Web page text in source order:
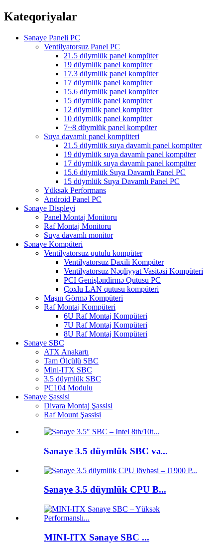
Kateqoriyalar
Sənaye Paneli PC
Ventilyatorsuz Panel PC
21.5 düymlük panel kompüter
19 düymlük panel kompüter
17.3 düymlük panel kompüter
17 düymlük panel kompüter
15.6 düymlük panel kompüter
15 düymlük panel kompüter
12 düymlük panel kompüter
10 düymlük panel kompüter
7~8 düymlük panel kompüter
Suya davamlı panel kompüteri
21.5 düymlük suya davamlı panel kompüter
19 düymlük suya davamlı panel kompüter
17 düymlük suya davamlı panel kompüter
15.6 düymlük Suya Davamlı Panel PC
15 düymlük Suya Davamlı Panel PC
Yüksək Performans
Android Panel PC
Sənaye Displeyi
Panel Montaj Monitoru
Raf Montaj Monitoru
Suya davamlı monitor
Sənaye Kompüteri
Ventilyatorsuz qutulu kompüter
Ventilyatorsuz Daxili Kompüter
Ventilyatorsuz Nəqliyyat Vasitəsi Kompüteri
PCI Genişləndirmə Qutusu PC
Çoxlu LAN qutusu kompüteri
Maşın Görmə Kompüteri
Raf Montaj Kompüteri
6U Raf Montaj Kompüteri
7U Raf Montaj Kompüteri
8U Raf Montaj Kompüteri
Sənaye SBC
ATX Anakartı
Tam Ölçülü SBC
Mini-ITX SBC
3.5 düymlük SBC
PC104 Modulu
Sənaye Şassisi
Divara Montaj Şassisi
Raf Mount Şassisi
Sənaye 3.5 düymlük SBC və...
Sənaye 3.5 düymlük CPU B...
MINI-ITX Sənaye SBC ...